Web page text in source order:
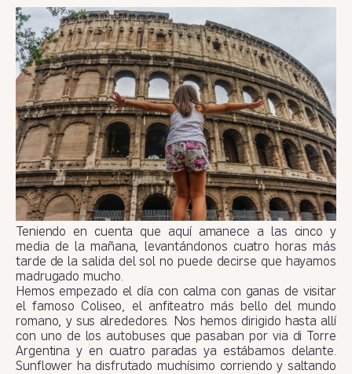
Teniendo en cuenta que aquí amanece a las cinco y
media de la mañana, levantándonos cuatro horas más
tarde de la salida del sol no puede decirse que hayamos
madrugado mucho.
Hemos empezado el día con calma con ganas de visitar
el famoso Coliseo, el anfiteatro más bello del mundo
romano, y sus alrededores. Nos hemos dirigido hasta allí
con uno de los autobuses que pasaban por via di Torre
Argentina y en cuatro paradas ya estábamos delante.
Sunflower ha disfrutado muchísimo corriendo y saltando